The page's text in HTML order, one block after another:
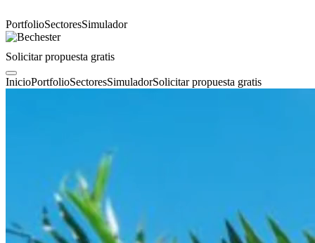
PortfolioSectoresSimulador
Solicitar propuesta gratis
InicioPortfolioSectoresSimuladorSolicitar propuesta gratis